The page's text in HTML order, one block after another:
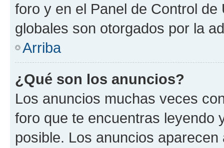
foro y en el Panel de Control
globales son otorgados por la
Arriba
¿Qué son los anuncios?
Los anuncios muchas veces
foro que te encuentras leyendo
posible. Los anuncios